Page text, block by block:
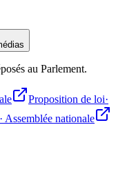
au Parlement.
Proposition de loi·
· Assemblée nationale